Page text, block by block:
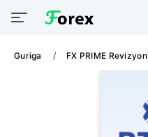
Guriga FX PRIME Revizyon